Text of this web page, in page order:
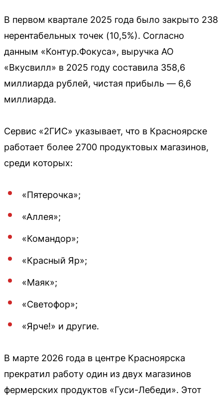
В первом квартале 2025 года было закрыто 238
нерентабельных точек (10,5%). Согласно
данным «Контур.Фокуса», выручка АО
«Вкусвилл» в 2025 году составила 358,6
миллиарда рублей, чистая прибыль — 6,6
миллиарда.
Сервис «2ГИС» указывает, что в Красноярске
работает более 2700 продуктовых магазинов,
среди которых:
«Пятерочка»;
«Аллея»;
«Командор»;
«Красный Яр»;
«Маяк»;
«Светофор»;
«Ярче!» и другие.
В марте 2026 года в центре Красноярска
прекратил работу один из двух магазинов
фермерских продуктов «Гуси-Лебеди». Этот